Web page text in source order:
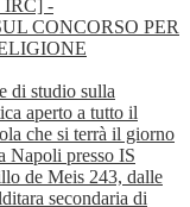
IRC] -
CONCORSO PER
di studio sulla
aperto a tutto il
che si terrà il giorno
Napoli presso IS
de Meis 243, dalle
secondaria di